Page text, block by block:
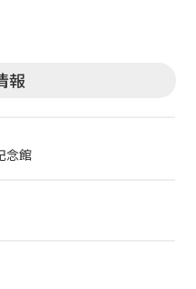
報
念館